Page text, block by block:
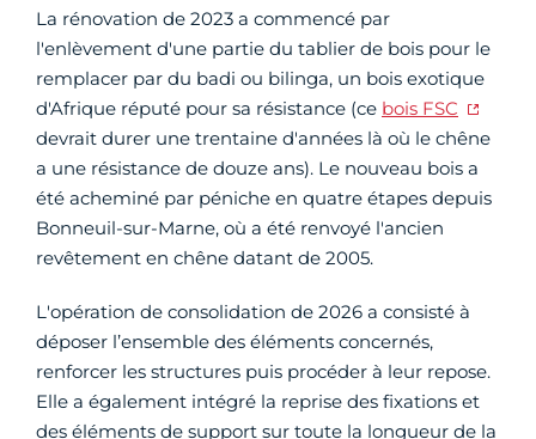
La rénovation de 2023 a commencé par
l'enlèvement d'une partie du tablier de bois pour le
remplacer par du badi ou bilinga, un bois exotique
d'Afrique réputé pour sa résistance (ce bois FSC
devrait durer une trentaine d'années là où le chêne
a une résistance de douze ans). Le nouveau bois a
été acheminé par péniche en quatre étapes depuis
Bonneuil-sur-Marne, où a été renvoyé l'ancien
revêtement en chêne datant de 2005.
L'opération de consolidation de 2026 a consisté à
déposer l’ensemble des éléments concernés,
renforcer les structures puis procéder à leur repose.
Elle a également intégré la reprise des fixations et
des éléments de support sur toute la longueur de la